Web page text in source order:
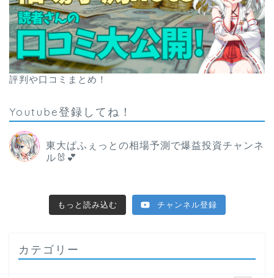
評判や口コミまとめ！
Youtube登録してね！
東大ぱふぇっとの相場予測で爆益投資チャンネ
ル🐰💕
もっと読み込む チャンネル登録
カテゴリー